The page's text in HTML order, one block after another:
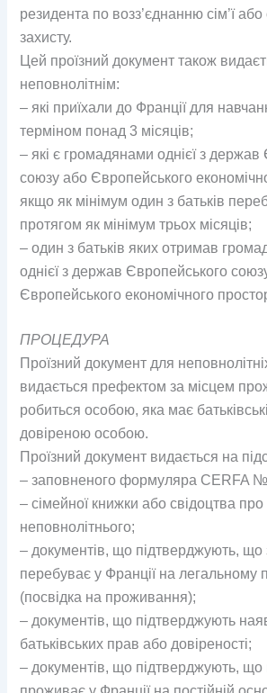
резидента по возз’єднанню сім’ї
захисту.
Цей проїзний документ також
неповнолітнім:
– які приїхали до Франції для
терміном понад 3 місяців;
– які є громадянами однієї з
союзу або Європейського
якщо як мінімум один з батьків
протягом як мінімум трьох місяців;
– один з батьків яких отримав
однієї з держав Європейського
Європейського економічного
ПРОЦЕДУРА
Проїзний документ для
видається префектом за місцем
робиться особою, яка має
довіреною особою.
Проїзний документ видається на
– заповненого формуляра CERFA
– сімейної книжки або свідоцтва
неповнолітнього;
– документів, що підтверджують, що
перебуває у Франції на легальному
(посвідка на проживання);
– документів, що підтверджують
батьківських прав або довіреності;
– документів, що підтверджують, що